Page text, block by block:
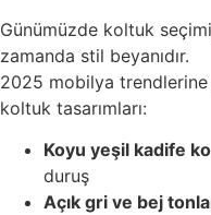
Günümüzde koltuk
zamanda stil beyanıdır.
2025 mobilya trendlerine
koltuk tasarımları:
Koyu yeşil kadife
duruş
Açık gri ve bej